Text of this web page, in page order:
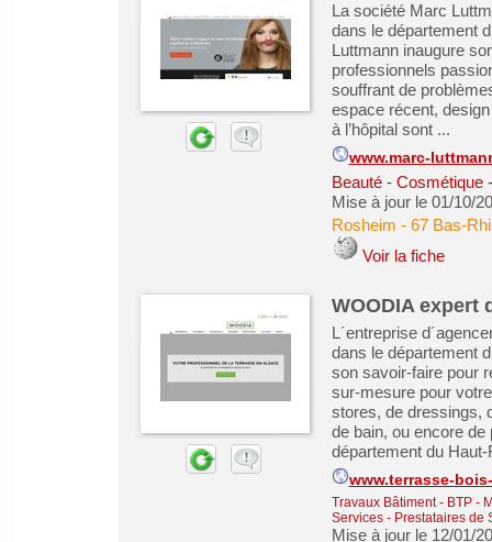
La société Marc
dans le département
Luttmann inaugure
professionnels
souffrant de
espace récent,
à l’hôpital sont ...
www.marc-
Beauté - Cosmétique
Mise à jour le 01/10/
Rosheim - 67 Bas-
Voir la fiche
WOODIA expert
L´entreprise
dans le département
son savoir-faire pour
sur-mesure pour
stores, de dressings,
de bain, ou encore
département du
www.terrasse-
Travaux Bâtiment - BTP -
Services - Prestataires de
Mise à jour le 12/01/